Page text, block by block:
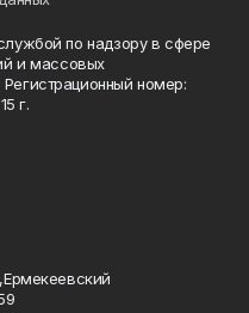
по надзору в сфере
и массовых
номер:
г.